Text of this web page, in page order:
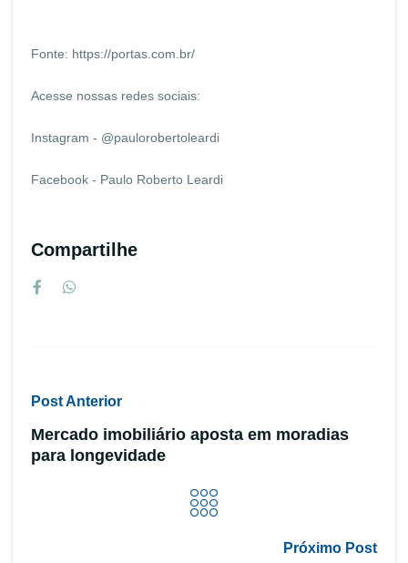
Fonte: https://portas.com.br/
Acesse nossas redes sociais:
Instagram - @paulorobertoleardi
Facebook - Paulo Roberto Leardi
Compartilhe
Post Anterior
Mercado imobiliário aposta em moradias
para longevidade
Próximo Post